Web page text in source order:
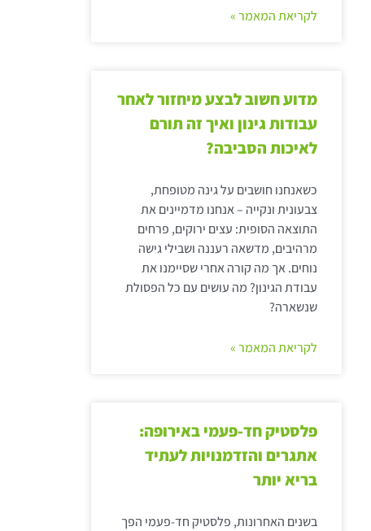
לקריאת המאמר »
מדוע חשוב לבצע מיחזור לאחר
עבודות גינון ואיך זה תורם
לאיכות הסביבה?
כשאנחנו חושבים על גינה מטופחת,
צבעונית ונקייה – אנחנו מדמיינים את
התוצאה הסופית: עצים ירוקים, פרחים
מרהיבים, מדשאה רעננה ושבילי גישה
נוחים. אך מה קורה אחרי שסיימנו את
עבודת הגינון? מה עושים עם כל הפסולת
שנשארה?
לקריאת המאמר »
פלסטיק חד-פעמי באירופה:
אתגרים והזדמנויות לעתיד
בריא יותר
בשנים האחרונות, פלסטיק חד-פעמי הפך